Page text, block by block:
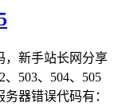
，新手站长网分享
503、504、505
器错误代码有：